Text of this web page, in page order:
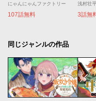
にゃんにゃんファクトリー
107話無料
浅村壮
3話無
同じジャンルの作品